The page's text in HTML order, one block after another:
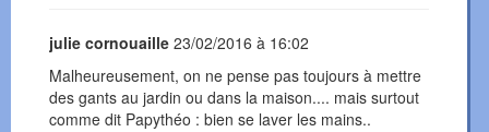
julie cornouaille 23/02/2016 à 16:02
Malheureusement, on ne pense pas toujours à mettre
des gants au jardin ou dans la maison.... mais surtout
comme dit Papythéo : bien se laver les mains..